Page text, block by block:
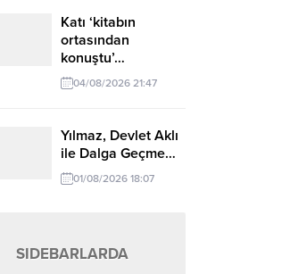
Katı ‘kitabın
ortasından
konuştu’…
04/08/2026 21:47
Yılmaz, Devlet Aklı
ile Dalga Geçme…
01/08/2026 18:07
SIDEBARLARDA